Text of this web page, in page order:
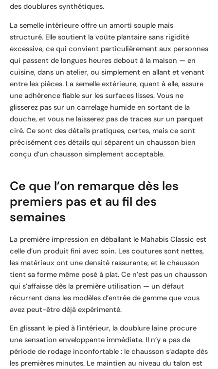
des doublures synthétiques.
La semelle intérieure offre un amorti souple mais
structuré. Elle soutient la voûte plantaire sans rigidité
excessive, ce qui convient particulièrement aux personnes
qui passent de longues heures debout à la maison — en
cuisine, dans un atelier, ou simplement en allant et venant
entre les pièces. La semelle extérieure, quant à elle, assure
une adhérence fiable sur les surfaces lisses. Vous ne
glisserez pas sur un carrelage humide en sortant de la
douche, et vous ne laisserez pas de traces sur un parquet
ciré. Ce sont des détails pratiques, certes, mais ce sont
précisément ces détails qui séparent un chausson bien
conçu d’un chausson simplement acceptable.
Ce que l’on remarque dès les
premiers pas et au fil des
semaines
La première impression en déballant le Mahabis Classic est
celle d’un produit fini avec soin. Les coutures sont nettes,
les matériaux ont une densité rassurante, et le chausson
tient sa forme même posé à plat. Ce n’est pas un chausson
qui s’affaisse dès la première utilisation — un défaut
récurrent dans les modèles d’entrée de gamme que vous
avez peut-être déjà expérimenté.
En glissant le pied à l’intérieur, la doublure laine procure
une sensation enveloppante immédiate. Il n’y a pas de
période de rodage inconfortable : le chausson s’adapte dès
les premières minutes. Le maintien au niveau du talon est